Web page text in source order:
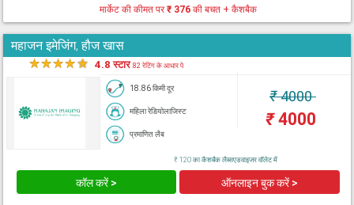
मार्केट की कीमत पर₹ 376की बचत + कैशबैक
महाजन इमेजिंग, हौज खास
★★★★★ 4.8 स्टार82 रेटिंग के आधार पे
18.86 किमी दूर
महिला रेडियोलाजिस्ट
प्रमाणित लैब
₹4000
₹4000
₹ 120 का कैशबैक लैब्सएडवाइजर वॉलेट में
कॉल करें > ऑनलाइन बुक करें >